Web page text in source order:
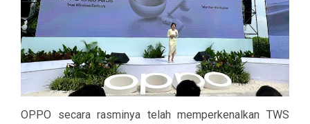
OPPO secara rasminya telah memperkenalkan TWS